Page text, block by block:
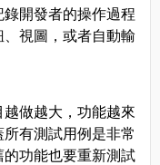
開發者的操作過程
視圖，或者自動輸
做越大，功能越來
有測試用例是非常
功能也要重新測試